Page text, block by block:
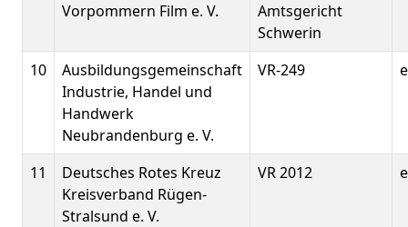
Vorpommern Film e. V.
Amtsgericht
Schwerin
10
Ausbildungsgemeinschaft
Industrie, Handel und
Handwerk
Neubrandenburg e. V.
VR-249
11
Deutsches Rotes Kreuz
Kreisverband Rügen-
Stralsund e. V.
VR 2012